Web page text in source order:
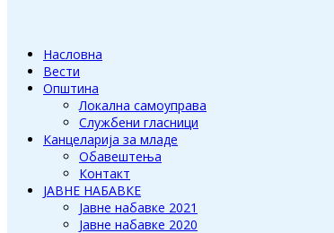
Насловна
Вести
Општина
Локална самоуправа
Службени гласници
Канцеларија за младе
Обавештења
Контакт
ЈАВНЕ НАБАВКЕ
Јавне набавке 2021
Јавне набавке 2020